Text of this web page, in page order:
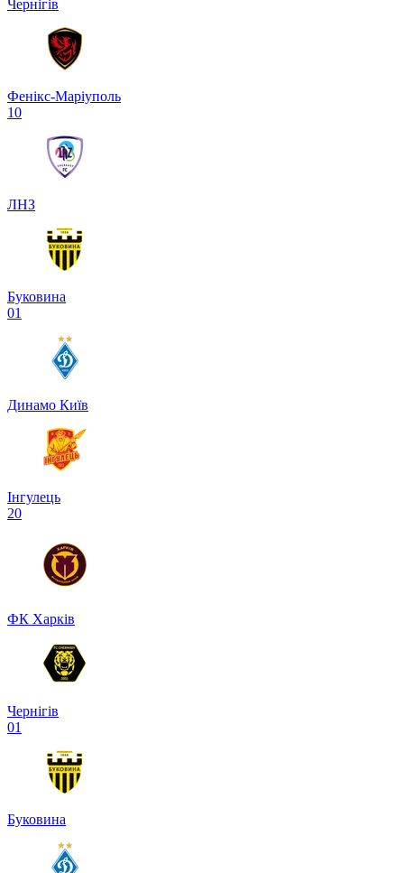
Чернігів
Фенікс-Маріуполь
10
ЛНЗ
Буковина
01
Динамо Київ
Інгулець
20
ФК Харків
Чернігів
01
Буковина